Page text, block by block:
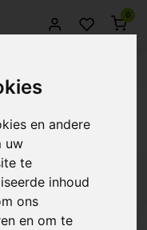
en andere
uw
te
inhoud
ons
en om te
0
pump